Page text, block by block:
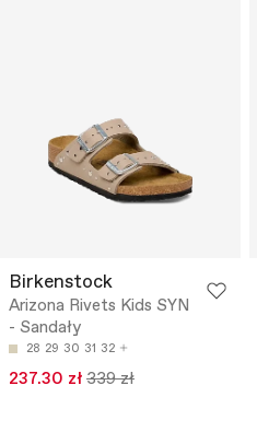
Birkenstock
Arizona Rivets Kids SYN
- Sandały
28 29 30 31 32
237.30 zł 339 zł